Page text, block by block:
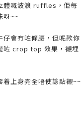
體嘅波浪 ruffles，佢每
呀~~
會冇咗條腰，但呢款你
咗 crop top 效果，襯埋
上身完全唔使諗點襯~~